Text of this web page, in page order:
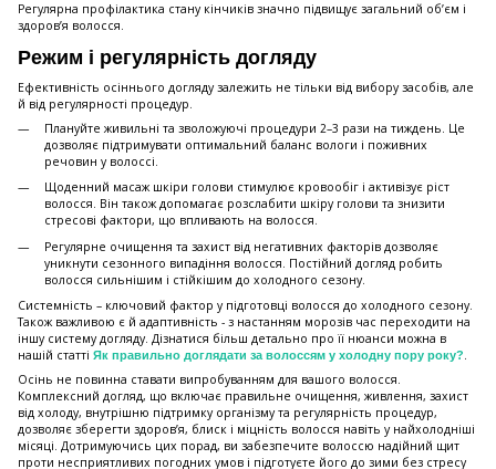
Регулярна профілактика стану кінчиків значно підвищує загальний об’єм і
здоров’я волосся.
Режим і регулярність догляду
Ефективність осіннього догляду залежить не тільки від вибору засобів, але
й від регулярності процедур.
Плануйте живильні та зволожуючі процедури 2–3 рази на тиждень. Це
дозволяє підтримувати оптимальний баланс вологи і поживних
речовин у волоссі.
Щоденний масаж шкіри голови стимулює кровообіг і активізує ріст
волосся. Він також допомагає розслабити шкіру голови та знизити
стресові фактори, що впливають на волосся.
Регулярне очищення та захист від негативних факторів дозволяє
уникнути сезонного випадіння волосся. Постійний догляд робить
волосся сильнішим і стійкішим до холодного сезону.
Системність – ключовий фактор у підготовці волосся до холодного сезону.
Також важливою є й адаптивність - з настанням морозів час переходити на
іншу систему догляду. Дізнатися більш детально про її нюанси можна в
нашій статті Як правильно доглядати за волоссям у холодну пору року?.
Осінь не повинна ставати випробуванням для вашого волосся.
Комплексний догляд, що включає правильне очищення, живлення, захист
від холоду, внутрішню підтримку організму та регулярність процедур,
дозволяє зберегти здоров’я, блиск і міцність волосся навіть у найхолодніші
місяці. Дотримуючись цих порад, ви забезпечите волоссю надійний щит
проти несприятливих погодних умов і підготуєте його до зими без стресу